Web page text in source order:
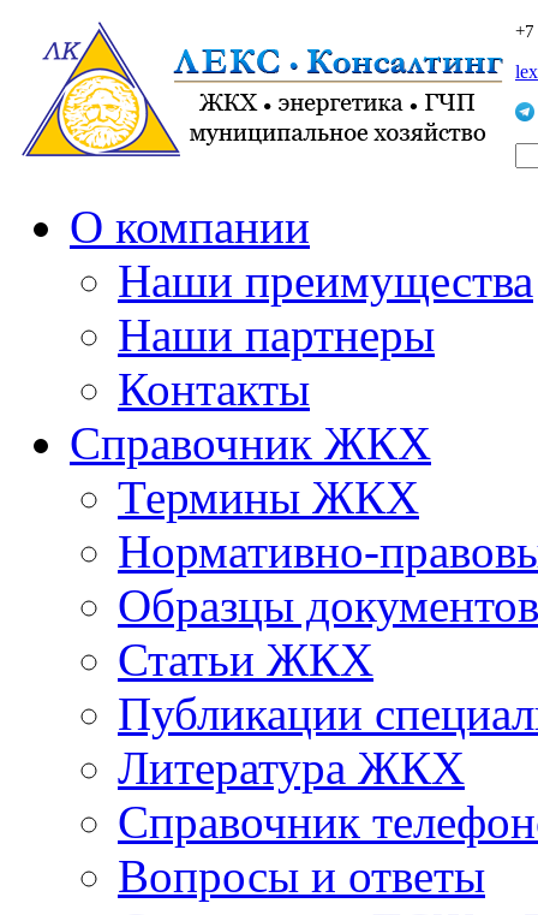
О компании
Наши преимущества
Наши партнеры
Контакты
Справочник ЖКХ
Термины ЖКХ
Нормативно-
Образцы документов
Статьи ЖКХ
Публикации
Литература ЖКХ
Справочник
Вопросы и ответы